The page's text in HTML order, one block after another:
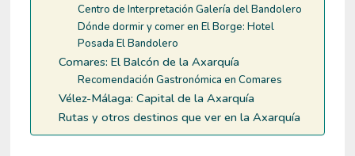
Centro de Interpretación Galería del Bandolero
Dónde dormir y comer en El Borge: Hotel
Posada El Bandolero
Comares: El Balcón de la Axarquía
Recomendación Gastronómica en Comares
Vélez-Málaga: Capital de la Axarquía
Rutas y otros destinos que ver en la Axarquía